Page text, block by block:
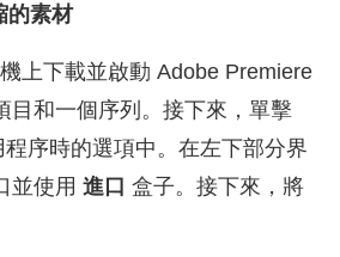
的素材
上下載並啟動 Adobe Premiere
目和一個序列。接下來，單擊
序時的選項中。在左下部分界
並使用 進口 盒子。接下來，將